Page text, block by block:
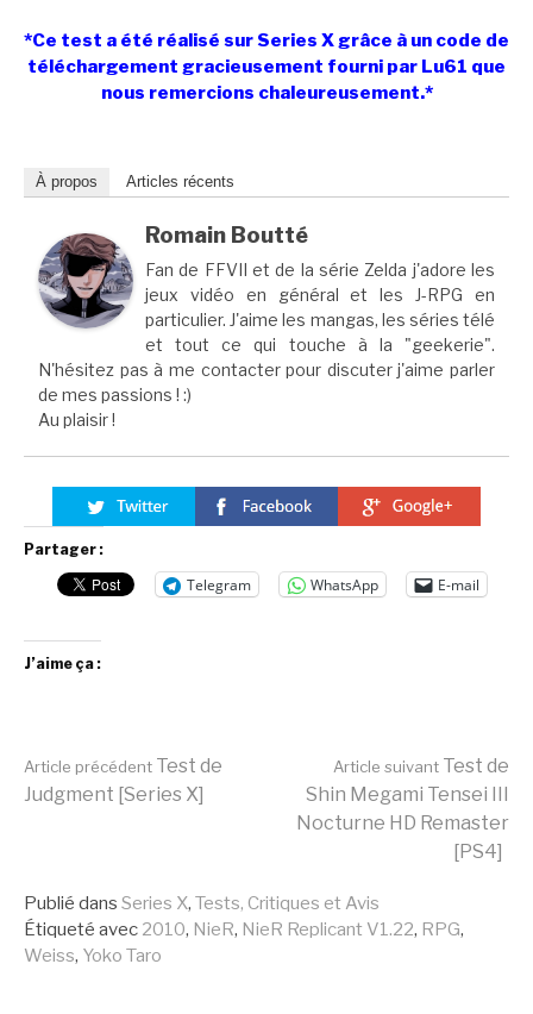
*Ce test a été réalisé sur Series X grâce à un code de
téléchargement gracieusement fourni par Lu61 que
nous remercions chaleureusement.*
À propos Articles récents
Romain Boutté
Fan de FFVII et de la série Zelda j'adore les
jeux vidéo en général et les J-RPG en
particulier. J'aime les mangas, les séries télé
et tout ce qui touche à la "geekerie".
N'hésitez pas à me contacter pour discuter j'aime parler
de mes passions ! :)
Au plaisir !
Partager :
Telegram WhatsApp E-mail
J’aime ça :
Lire
suite
Article précédent Test de
Judgment [Series X]
Article suivant Test de
Shin Megami Tensei III
Nocturne HD Remaster
[PS4]
Publié dans Series X, Tests, Critiques et Avis
Étiqueté avec 2010, NieR, NieR Replicant V1.22, RPG,
Weiss, Yoko Taro